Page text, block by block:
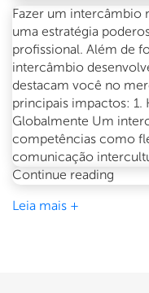
Fazer um intercâmbio
uma estratégia
profissional. Além de
intercâmbio
destacam você no
principais impactos: 1.
Globalmente Um
competências como
comunicação
Continue reading
Leia mais +